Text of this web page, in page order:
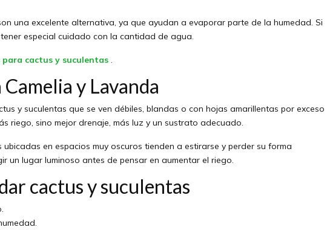
una excelente alternativa, ya que ayudan a evaporar parte de la humedad. Si
especial cuidado con la cantidad de agua.
para cactus y suculentas .
y Lavanda
y suculentas que se ven débiles, blandas o con hojas amarillentas por exceso
riego, sino mejor drenaje, más luz y un sustrato adecuado.
en espacios muy oscuros tienden a estirarse y perder su forma
un lugar luminoso antes de pensar en aumentar el riego.
cactus y suculentas